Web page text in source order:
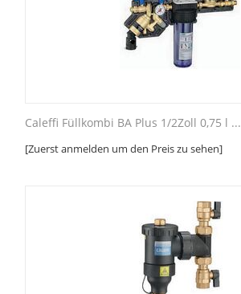
Caleffi Füllkombi BA Plus 1/2Zoll 0,75 l ...
[Zuerst anmelden um den Preis zu sehen]